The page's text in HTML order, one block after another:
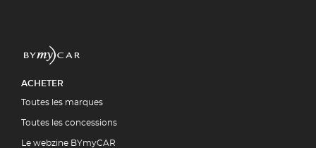
ACHETER
Toutes les marques
Toutes les concessions
Le webzine BYmyCAR